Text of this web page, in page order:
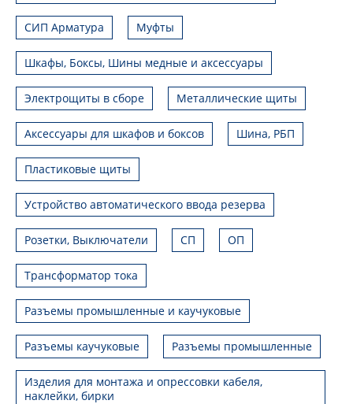
СИП Арматура Муфты
Шкафы, Боксы, Шины медные и аксессуары
Электрощиты в сборе Металлические щиты
Аксессуары для шкафов и боксов Шина, РБП
Пластиковые щиты
Устройство автоматического ввода резерва
Розетки, Выключатели СП ОП
Трансформатор тока
Разъемы промышленные и каучуковые
Разъемы каучуковые Разъемы промышленные
Изделия для монтажа и опрессовки кабеля,
наклейки, бирки